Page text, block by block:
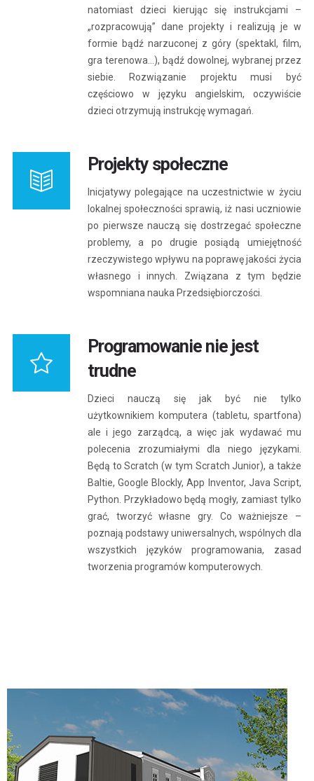
natomiast dzieci kierując się instrukcjami –
„rozpracowują” dane projekty i realizują je w
formie bądź narzuconej z góry (spektakl, film,
gra terenowa…), bądź dowolnej, wybranej przez
siebie. Rozwiązanie projektu musi być
częściowo w języku angielskim, oczywiście
dzieci otrzymują instrukcję wymagań.
Projekty społeczne
Inicjatywy polegające na uczestnictwie w życiu
lokalnej społeczności sprawią, iż nasi uczniowie
po pierwsze nauczą się dostrzegać społeczne
problemy, a po drugie posiądą umiejętność
rzeczywistego wpływu na poprawę jakości życia
własnego i innych. Związana z tym będzie
wspomniana nauka Przedsiębiorczości.
Programowanie nie jest
trudne
Dzieci nauczą się jak być nie tylko
użytkownikiem komputera (tabletu, spartfona)
ale i jego zarządcą, a więc jak wydawać mu
polecenia zrozumiałymi dla niego językami.
Będą to Scratch (w tym Scratch Junior), a także
Baltie, Google Blockly, App Inventor, Java Script,
Python. Przykładowo będą mogły, zamiast tylko
grać, tworzyć własne gry. Co ważniejsze –
poznają podstawy uniwersalnych, wspólnych dla
wszystkich języków programowania, zasad
tworzenia programów komputerowych.